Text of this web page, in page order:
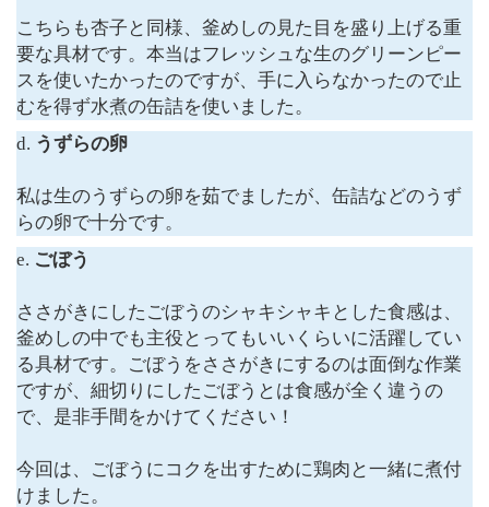
こちらも杏子と同様、釜めしの見た目を盛り上げる重
要な具材です。本当はフレッシュな生のグリーンピー
スを使いたかったのですが、手に入らなかったので止
むを得ず水煮の缶詰を使いました。
d. うずらの卵
私は生のうずらの卵を茹でましたが、缶詰などのうず
らの卵で十分です。
e. ごぼう
ささがきにしたごぼうのシャキシャキとした食感は、
釜めしの中でも主役とってもいいくらいに活躍してい
る具材です。ごぼうをささがきにするのは面倒な作業
ですが、細切りにしたごぼうとは食感が全く違うの
で、是非手間をかけてください！
今回は、ごぼうにコクを出すために鶏肉と一緒に煮付
けました。